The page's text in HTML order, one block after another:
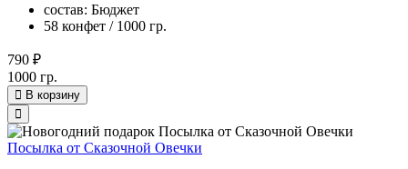
состав: Бюджет
58 конфет / 1000 гр.
790 ₽
1000 гр.
В корзину
Посылка от Сказочной Овечки